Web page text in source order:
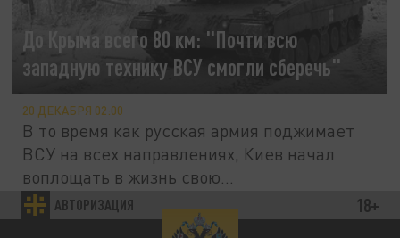
АВТОРИЗАЦИЯ 18+
До Крыма всего 80 км: "Почти всю
западную технику ВСУ смогли сберечь"
20 ДЕКАБРЯ 02:00
В то время как русская армия поджимает
ВСУ на всех направлениях, Киев начал
воплощать в жизнь свою...